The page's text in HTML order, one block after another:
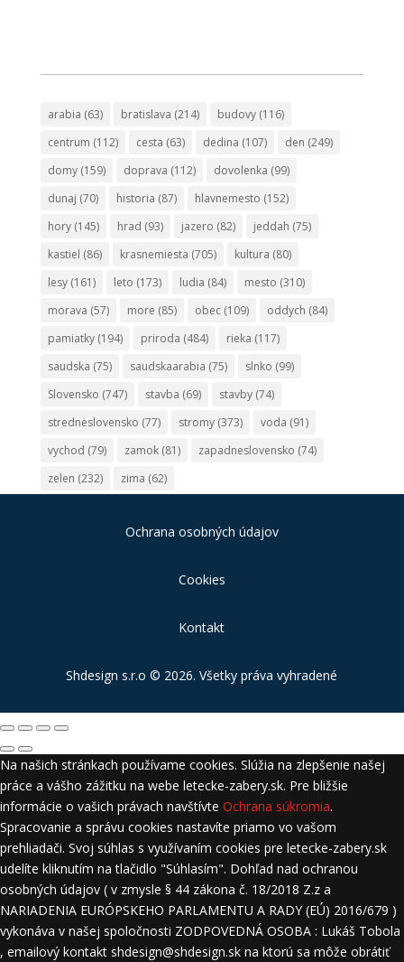
arabia (63) bratislava (214) budovy(116)
centrum (112) cesta (63) dedina (107) den (249)
domy(159) doprava (112) dovolenka (99)
dunaj (70) historia (87) hlavnemesto (152)
hory(145) hrad (93) jazero (82) jeddah (75)
kastiel (86) krasnemiesta (705) kultura (80)
lesy(161) leto (173) ludia (84) mesto (310)
morava (57) more (85) obec(109) oddych (84)
pamiatky(194) priroda (484) rieka (117)
saudska (75) saudskaarabia (75) slnko (99)
Slovensko (747) stavba (69) stavby(74)
stredneslovensko (77) stromy(373) voda (91)
vychod (79) zamok(81) zapadneslovensko (74)
zelen (232) zima (62)
Ochrana osobných údajov
Cookies
Kontakt
Shdesign s.r.o © 2026. Všetky práva vyhradené
Na našich stránkach používame cookies. Slúžia na zlepšenie našej
práce a vášho zážitku na webe letecke-zabery.sk. Pre bližšie
informácie o vašich právach navštívte Ochrana súkromia.
Spracovanie a správu cookies nastavíte priamo vo vašom
prehliadači. Svoj súhlas s využívaním cookies pre letecke-zabery.sk
udelíte kliknutím na tlačidlo "Súhlasím". Dohľad nad ochranou
osobných údajov ( v zmysle § 44 zákona č. 18/2018 Z.z a
NARIADENIA EURÓPSKEHO PARLAMENTU A RADY (EÚ) 2016/679 )
vykonáva v našej spoločnosti ZODPOVEDNÁ OSOBA : Lukáš Tobola
, emailový kontakt shdesign@shdesign.sk na ktorú sa môže obrátiť